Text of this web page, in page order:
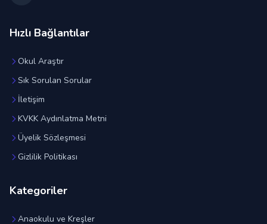
Hızlı Bağlantılar
Okul Araştır
Sık Sorulan Sorular
İletişim
KVKK Aydınlatma Metni
Üyelik Sözleşmesi
Gizlilik Politikası
Kategoriler
Anaokulu ve Kreşler